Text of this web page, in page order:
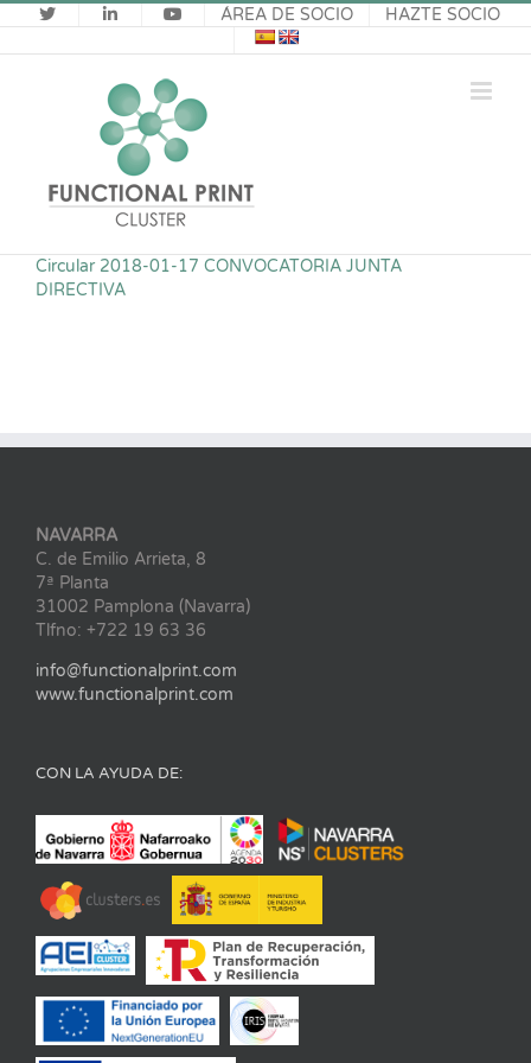
Saltar
al
contenido
ÁREA DE SOCIO HAZTE SOCIO
Circular 2018-01-17 CONVOCATORIA JUNTA
DIRECTIVA
NAVARRA
C. de Emilio Arrieta, 8
7ª Planta
31002 Pamplona (Navarra)
Tlfno: +722 19 63 36
info@functionalprint.com
www.functionalprint.com
CON LA AYUDA DE: